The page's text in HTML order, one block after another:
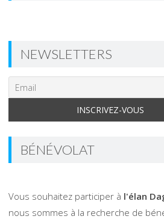
NEWSLETTERS
BÉNÉVOLAT
Vous souhaitez participer à l'élan
nous sommes à la recherche de